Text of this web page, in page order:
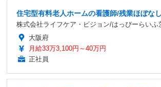
住宅型有料老人ホームの看護師/残業ほぼな
株式会社ライフケア・ビジョン/はっぴーらいふ
大阪府
月給33万3,100円～40万円
正社員